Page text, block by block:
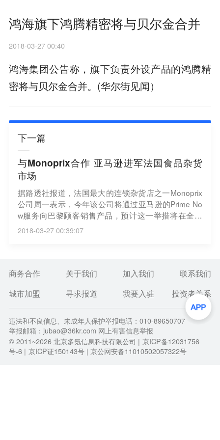
鸿海旗下鸿腾精密将与贝尔金合并
2018-03-27 00:40
鸿海集团公告称，旗下负责外设产品的鸿腾精
密将与贝尔金合并。(华尔街见闻）
下一篇
与Monoprix合作 亚马逊进军法国食品杂货
市场
据路透社报道，法国最大的连锁杂货店之一Monoprix
公司周一表示，今年该公司将通过亚马逊的Prime No
w服务向巴黎顾客销售产品，预计这一举措将在全法
食品零售行业中引起强烈反响。（凤凰科技）
2018-03-27 00:39:07
商务合作 关于我们 加入我们
联系我们
城市加盟
寻求报道 我要入驻 投资者关系
违法和不良信息、未成年人保护举报电话：010-89650707
举报邮箱：jubao@36kr.com 网上有害信息举报
© 2011~2026北京多氪信息科技有限公司 | 京ICP备12031756
号-6 | 京ICP证150143号 | 京公网安备11010502057322号